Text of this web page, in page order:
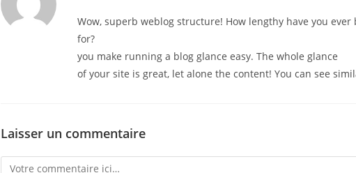
Wow, superb weblog structure! How lengthy have you
for?
you make running a blog glance easy. The whole glance
of your site is great, let alone the content! You can see
Laisser un commentaire
Comment